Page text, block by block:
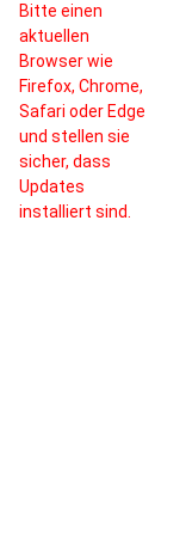
Bitte einen
aktuellen
Browser wie
Firefox, Chrome,
Safari oder Edge
und stellen sie
sicher, dass
Updates
installiert sind.